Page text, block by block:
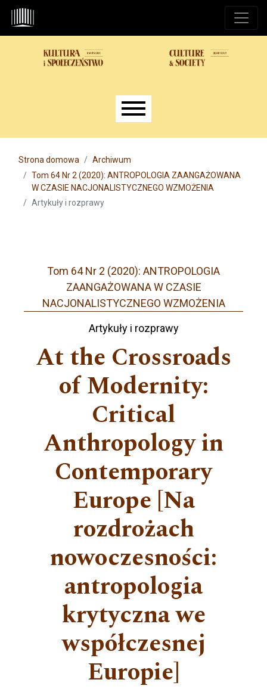
Przejdź do głównego menu
Przejdź do sekcji głównej
Przejdź do stopki
Main menu
Strona domowa
Archiwum
Tom 64 Nr 2 (2020): ANTROPOLOGIA ZAANGAŻOWANA
W CZASIE NACJONALISTYCZNEGO WZMOŻENIA
Artykuły i rozprawy
Tom 64 Nr 2 (2020): ANTROPOLOGIA
ZAANGAŻOWANA W CZASIE
NACJONALISTYCZNEGO WZMOŻENIA
Artykuły i rozprawy
At the Crossroads
of Modernity:
Critical
Anthropology in
Contemporary
Europe [Na
rozdrożach
nowoczesności:
antropologia
krytyczna we
współczesnej
Europie]